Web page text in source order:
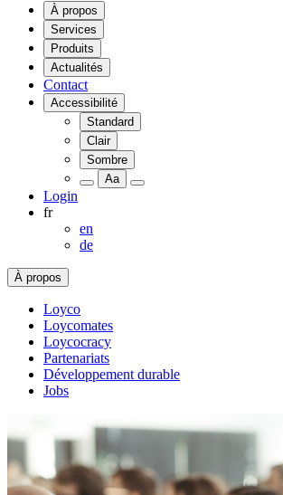
À propos
Services
Produits
Actualités
Contact
Accessibilité
Standard
Clair
Sombre
Aa
Login
fr
en
de
À propos
Loyco
Loycomates
Loycocracy
Partenariats
Développement durable
Jobs